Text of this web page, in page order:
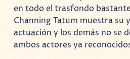
en todo el trasfondo
Channing Tatum muestra su
actuación y los demás no se
ambos actores ya